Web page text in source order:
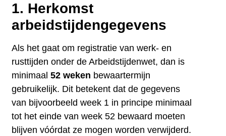
1. Herkomst
arbeidstijdengegevens
Als het gaat om registratie van werk- en
rusttijden onder de Arbeidstijdenwet, dan is
minimaal52 weken bewaartermijn
gebruikelijk. Dit betekent dat de gegevens
van bijvoorbeeld week 1 in principe minimaal
tot het einde van week 52 bewaard moeten
blijven vóórdat ze mogen worden verwijderd.